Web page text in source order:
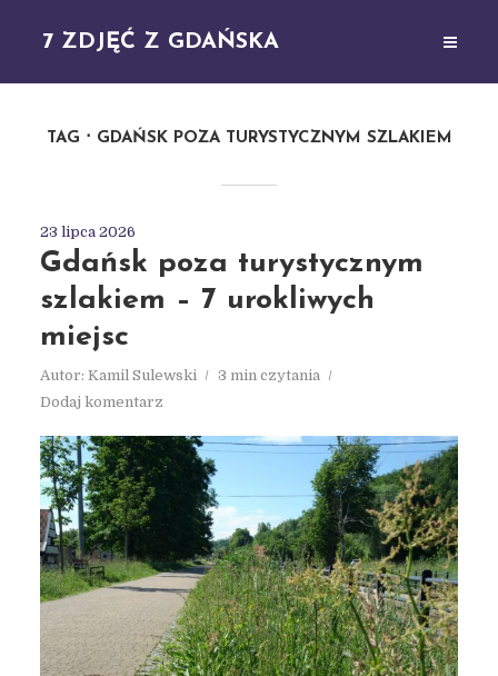
7 ZDJĘĆ Z GDAŃSKA
TAG GDAŃSK POZA TURYSTYCZNYM SZLAKIEM
23 lipca 2026
Gdańsk poza turystycznym
szlakiem – 7 urokliwych
miejsc
Autor: Kamil Sulewski
3 min czytania
Dodaj komentarz